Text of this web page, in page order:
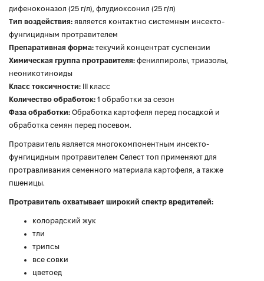
дифеноконазол (25 г/л), флудиоксонил (25 г/л)
Тип воздействия: является контактно системным инсекто-
фунгицидным протравителем
Препаративная форма: текучий концентрат суспензии
Химическая группа протравителя: фенилпиролы, триазолы,
неоникотиноиды
Класс токсичности: III класс
Количество обработок: 1 обработки за сезон
Фаза обработки: Обработка картофеля перед посадкой и
обработка семян перед посевом.
Протравитель является многокомпонентным инсекто-
фунгицидным протравителем Селест топ применяют для
протравливания семенного материала картофеля, а также
пшеницы.
Протравитель охватывает широкий спектр вредителей:
колорадский жук
тли
трипсы
все совки
цветоед